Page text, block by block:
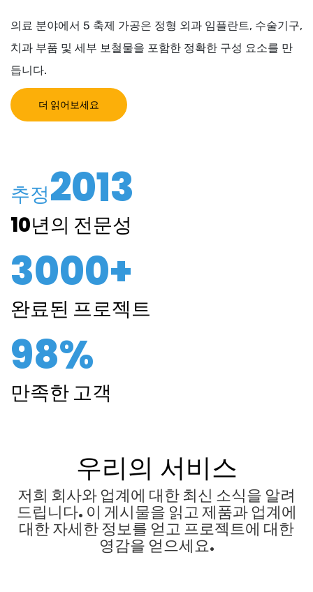
의료 분야에서 5 축제 가공은 정형 외과 임플란트, 수술기구,
치과 부품 및 세부 보철물을 포함한 정확한 구성 요소를 만
듭니다.
더 읽어보세요
추정2013
10년의 전문성
3000+
완료된 프로젝트
98%
만족한 고객
우리의 서비스
저희 회사와 업계에 대한 최신 소식을 알려
드립니다. 이 게시물을 읽고 제품과 업계에
대한 자세한 정보를 얻고 프로젝트에 대한
영감을 얻으세요.